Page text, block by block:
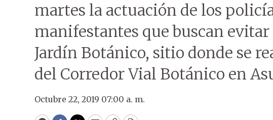
martes la actuación de los
manifestantes que buscan
Jardín Botánico, sitio donde se
del Corredor Vial Botánico en
Octubre 22, 2019 07:00 a. m.